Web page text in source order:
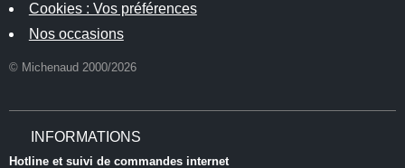
Cookies : Vos préférences
Nos occasions
© Michenaud 2000/2026
INFORMATIONS
Hotline et suivi de commandes internet